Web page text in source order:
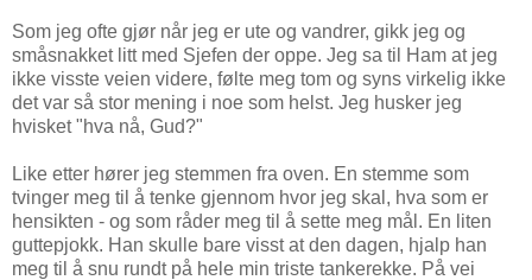
Som jeg ofte gjør når jeg er ute og vandrer, gikk jeg og
småsnakket litt med Sjefen der oppe. Jeg sa til Ham at jeg
ikke visste veien videre, følte meg tom og syns virkelig ikke
det var så stor mening i noe som helst. Jeg husker jeg
hvisket "hva nå, Gud?"
Like etter hører jeg stemmen fra oven. En stemme som
tvinger meg til å tenke gjennom hvor jeg skal, hva som er
hensikten - og som råder meg til å sette meg mål. En liten
guttepjokk. Han skulle bare visst at den dagen, hjalp han
meg til å snu rundt på hele min triste tankerekke. På vei